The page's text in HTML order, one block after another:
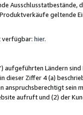
Ausschlusstatbestände,
geltende
verfügbar: hier.
aufgeführten Ländern
dieser Ziffer 4 (a)
anspruchsberechtigt sein
aufruft und (2) der